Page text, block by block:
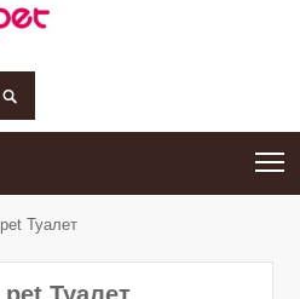

pet Туалет
pet Туалет